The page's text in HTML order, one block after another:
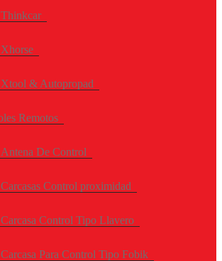
Thinkcar
Xhorse
Xtool & Autopropad
Remotos
Antena De Control
Carcasas Control proximidad
Carcasa Control Tipo Llavero
Carcasa Para Control Tipo Fobik